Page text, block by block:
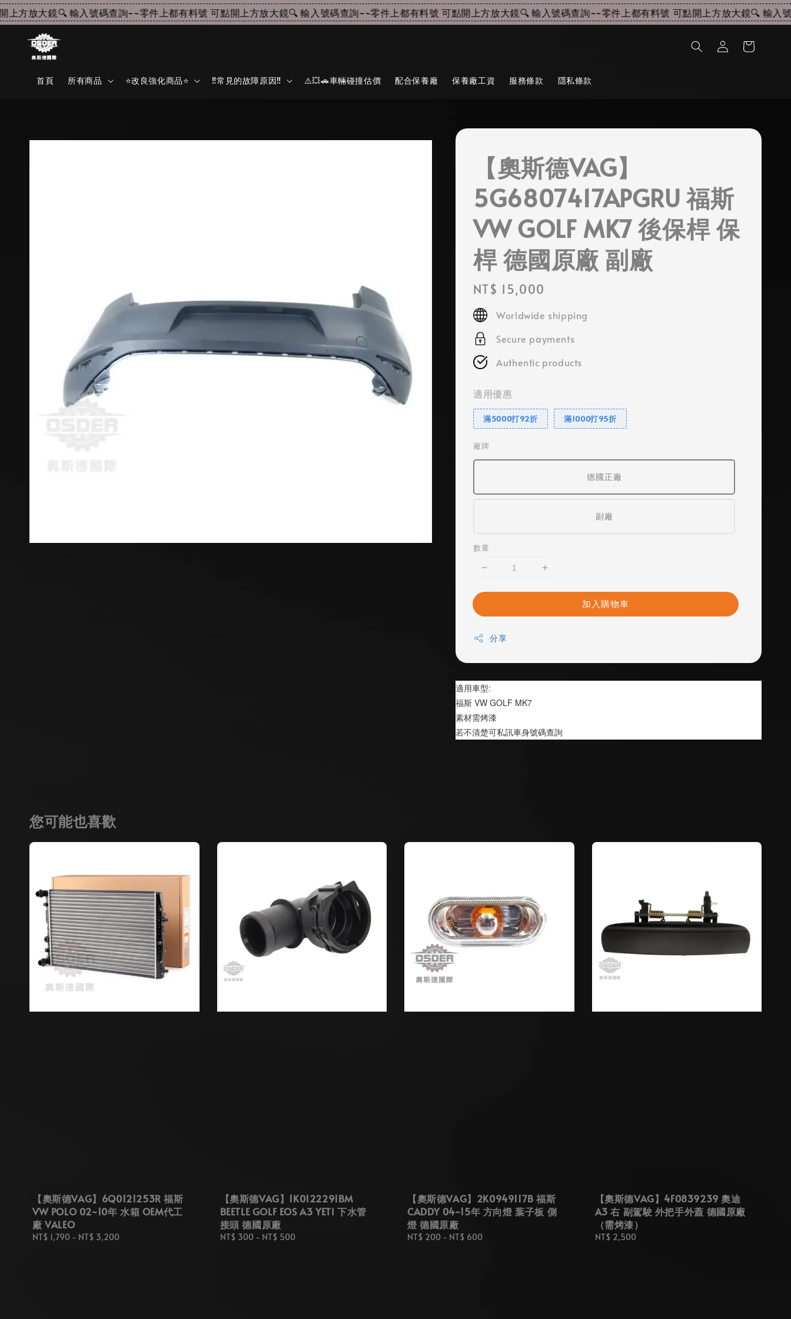
方放大鏡🔍 輸入號碼查詢~~零件上都有料號 可點開上方放大鏡🔍 輸入號碼查詢~~零件上都有料號 可點開上方放大鏡🔍 輸入號碼查詢~~零件上都有料號 可點開上方放大鏡🔍 輸入號
首頁 所有商品 ⭐改良強化商品⭐ ‼️常見的故障原因‼️ ⚠️💥🚗車輛碰撞估價 配合保養廠 保養廠工資 服務條款 隱私條款
【奧斯德VAG】
5G6807417APGRU 福斯
VW GOLF MK7 後保桿 保
桿 德國原廠 副廠
Regular
price
NT$ 15,000
Worldwide shipping
Secure payments
Authentic products
適用優惠
滿5000打92折 滿1000打95折
廠牌
德國正廠
副廠
數量
加入購物車
分享
適用車型:
福斯 VW GOLF MK7
素材需烤漆
若不清楚可私訊車身號碼查詢
您可能也喜歡
【奧斯德VAG】6Q0121253R 福斯
VW POLO 02~10年 水箱 OEM代工
廠 VALEO
Regular
NT$ 1,790 - NT$ 3,200
【奧斯德VAG】1K0122291BM
BEETLE GOLF EOS A3 YETI 下水管
接頭 德國原廠
Regular
NT$ 300- NT$ 500
【奧斯德VAG】2K0949117B 福斯
CADDY 04~15年 方向燈 葉子板 側
燈 德國原廠
Regular
NT$ 200 - NT$ 600
【奧斯德VAG】4F0839239 奧迪
A3 右 副駕駛 外把手外蓋 德國原廠
（需烤漆）
Regular
NT$ 2,500